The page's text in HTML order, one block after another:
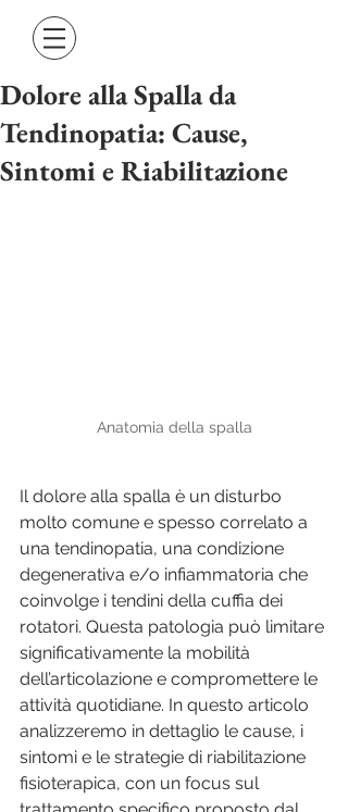
Dolore alla Spalla da
Tendinopatia: Cause,
Sintomi e Riabilitazione
Anatomia della spalla
Il dolore alla spalla è un disturbo
molto comune e spesso correlato a
una tendinopatia, una condizione
degenerativa e/o infiammatoria che
coinvolge i tendini della cuffia dei
rotatori. Questa patologia può limitare
significativamente la mobilità
dell’articolazione e compromettere le
attività quotidiane. In questo articolo
analizzeremo in dettaglio le cause, i
sintomi e le strategie di riabilitazione
fisioterapica, con un focus sul